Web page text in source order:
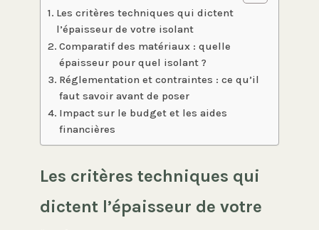
Les critères techniques qui dictent
l’épaisseur de votre isolant
Comparatif des matériaux : quelle
épaisseur pour quel isolant ?
Réglementation et contraintes : ce qu’il
faut savoir avant de poser
Impact sur le budget et les aides
financières
Les critères techniques qui
dictent l’épaisseur de votre